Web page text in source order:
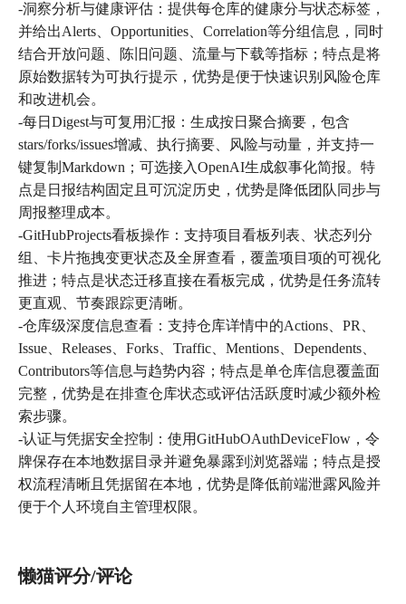
-洞察分析与健康评估：提供每仓库的健康分与状态标签，
并给出Alerts、Opportunities、Correlation等分组信息，同时
结合开放问题、陈旧问题、流量与下载等指标；特点是将
原始数据转为可执行提示，优势是便于快速识别风险仓库
和改进机会。
-每日Digest与可复用汇报：生成按日聚合摘要，包含
stars/forks/issues增减、执行摘要、风险与动量，并支持一
键复制Markdown；可选接入OpenAI生成叙事化简报。特
点是日报结构固定且可沉淀历史，优势是降低团队同步与
周报整理成本。
-GitHubProjects看板操作：支持项目看板列表、状态列分
组、卡片拖拽变更状态及全屏查看，覆盖项目项的可视化
推进；特点是状态迁移直接在看板完成，优势是任务流转
更直观、节奏跟踪更清晰。
-仓库级深度信息查看：支持仓库详情中的Actions、PR、
Issue、Releases、Forks、Traffic、Mentions、Dependents、
Contributors等信息与趋势内容；特点是单仓库信息覆盖面
完整，优势是在排查仓库状态或评估活跃度时减少额外检
索步骤。
-认证与凭据安全控制：使用GitHubOAuthDeviceFlow，令
牌保存在本地数据目录并避免暴露到浏览器端；特点是授
权流程清晰且凭据留在本地，优势是降低前端泄露风险并
便于个人环境自主管理权限。
懒猫评分/评论